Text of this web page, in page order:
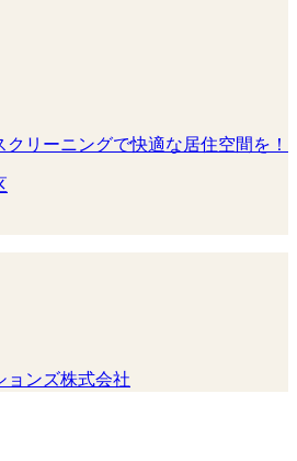
リーニングで快適な居住空間を！
ョンズ株式会社